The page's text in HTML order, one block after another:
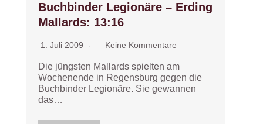
Buchbinder Legionäre – Erding
Mallards: 13:16
1. Juli 2009 Keine Kommentare
Die jüngsten Mallards spielten am
Wochenende in Regensburg gegen die
Buchbinder Legionäre. Sie gewannen
das…